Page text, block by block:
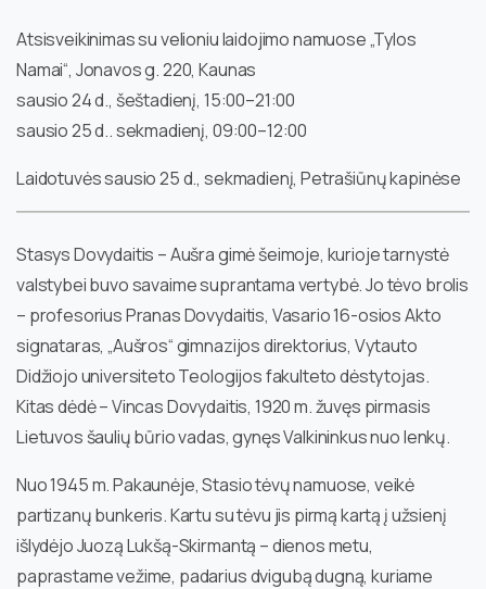
Atsisveikinimas su velioniu laidojimo namuose „Tylos
Namai“, Jonavos g. 220, Kaunas
sausio 24 d., šeštadienį, 15:00–21:00
sausio 25 d.. sekmadienį, 09:00–12:00
Laidotuvės sausio 25 d., sekmadienį, Petrašiūnų kapinėse
Stasys Dovydaitis – Aušra gimė šeimoje, kurioje tarnystė
valstybei buvo savaime suprantama vertybė. Jo tėvo brolis
– profesorius Pranas Dovydaitis, Vasario 16-osios Akto
signataras, „Aušros“ gimnazijos direktorius, Vytauto
Didžiojo universiteto Teologijos fakulteto dėstytojas.
Kitas dėdė – Vincas Dovydaitis, 1920 m. žuvęs pirmasis
Lietuvos šaulių būrio vadas, gynęs Valkininkus nuo lenkų.
Nuo 1945 m. Pakaunėje, Stasio tėvų namuose, veikė
partizanų bunkeris. Kartu su tėvu jis pirmą kartą į užsienį
išlydėjo Juozą Lukšą-Skirmantą – dienos metu,
paprastame vežime, padarius dvigubą dugną, kuriame